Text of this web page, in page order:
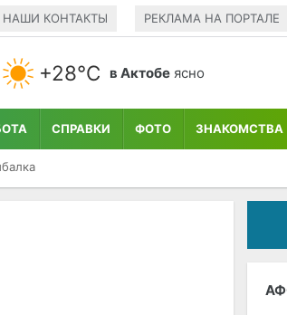
НАШИ КОНТАКТЫ РЕКЛАМА НА ПОРТАЛЕ
+28°С в Актобе ясно
СПРАВКИ ФОТО ЗНАКОМСТВА